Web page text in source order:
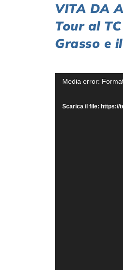
VITA DA
Tour al
Grasso e
Video
Media error:
Scarica il file: https://